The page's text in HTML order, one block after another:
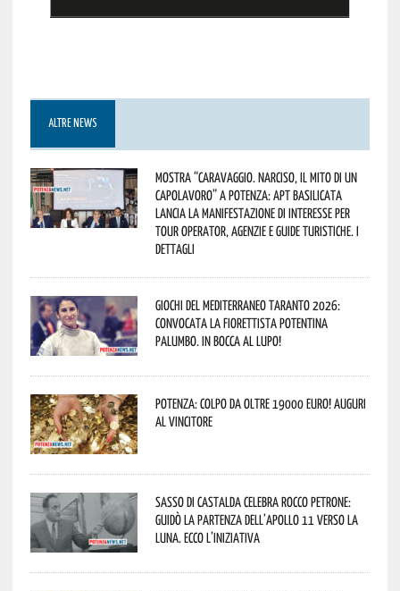
ALTRE NEWS
Mostra “Caravaggio. Narciso, il mito di un
capolavoro” a Potenza: APT Basilicata
lancia la manifestazione di interesse per
Tour Operator, Agenzie e Guide Turistiche. I
dettagli
Giochi del Mediterraneo Taranto 2026:
convocata la fiorettista potentina
Palumbo. In bocca al lupo!
Potenza: colpo da oltre 19000 Euro! Auguri
al vincitore
Sasso di Castalda celebra Rocco Petrone:
guidò la partenza dell’Apollo 11 verso la
Luna. Ecco l’iniziativa